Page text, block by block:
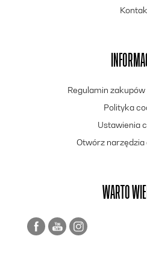
Regulamin
Polityka
Ustawienia
Otwórz narzędzia
WARTO